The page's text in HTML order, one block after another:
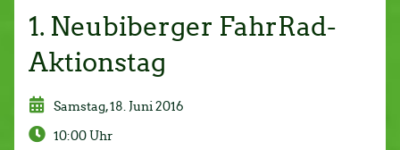
1. Neubiberger FahrRad-
Aktionstag
Samstag, 18. Juni 2016
10:00 Uhr